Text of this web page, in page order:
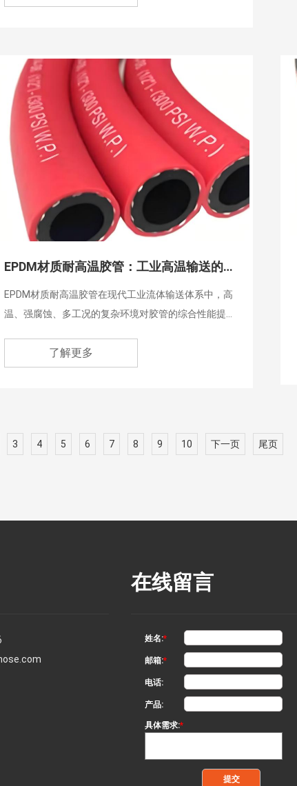
的流体传输提供了坚实保障。
EPDM材质耐高温胶管：工业高温输送的高性能选择
EPDM材质耐高温胶管在现代工业流体输送体系中，高
温、强腐蚀、多工况的复杂环境对胶管的综合性能提
管的首选产品，凭借稳定的耐温、抗老化、耐腐蚀表
了解更多
3 4 5 6 7 8 9 10 下一页 尾页
在线留言
姓名:*
邮箱:*
电话:
产品:
具体需求:*